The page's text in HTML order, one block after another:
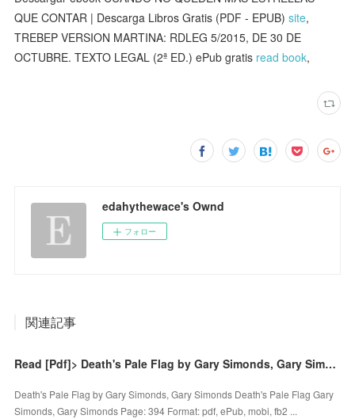
QUE CONTAR | Descarga Libros Gratis (PDF - EPUB)site,
TREBEP VERSION MARTINA: RDLEG 5/2015, DE 30 DE
OCTUBRE. TEXTO LEGAL (2ª ED.) ePub gratis read book,
edahythewace's Ownd
フォロー
関連記事
Read [Pdf]> Death's Pale Flag by Gary Simonds, Gary Simonds
Death's Pale Flag by Gary Simonds, Gary Simonds Death's Pale Flag Gary
Simonds, Gary Simonds Page: 394 Format: pdf, ePub, mobi, fb2 ...